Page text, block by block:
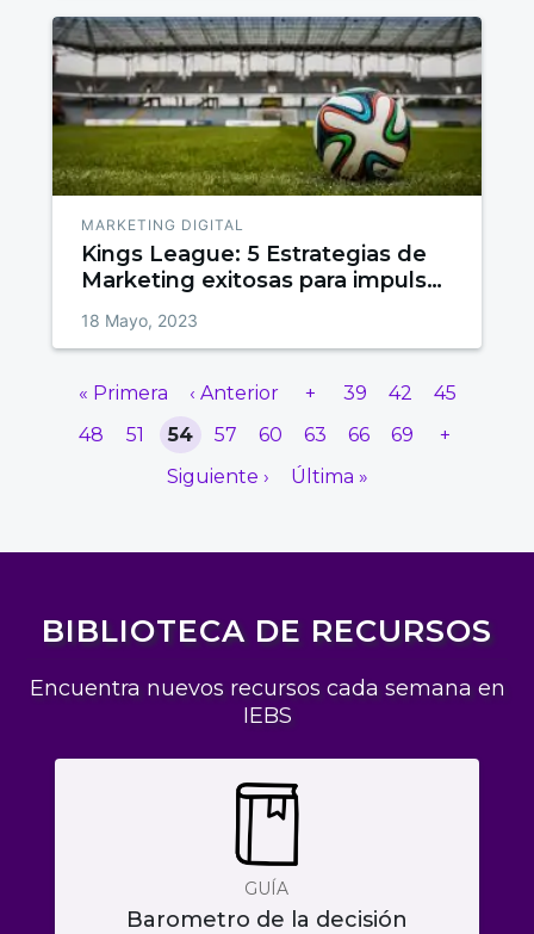
MARKETING DIGITAL
Kings League: 5 Estrategias de
Marketing exitosas para impulsar
18 Mayo, 2023
« Primera ‹ Anterior + 39 42
45
48
51 54 57 60 63 66 69
+
Siguiente ›
Última »
BIBLIOTECA DE RECURSOS
Encuentra nuevos recursos cada semana en
IEBS
GUÍA
Barometro de la decisión